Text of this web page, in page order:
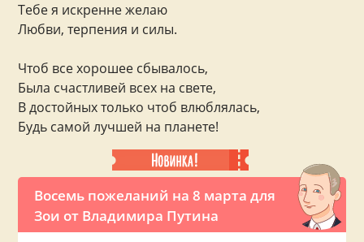
Восемь пожеланий на 8 марта для
Зои от Владимира Путина
Тебе я искренне желаю
Любви, терпения и силы.
Чтоб все хорошее сбывалось,
Была счастливей всех на свете,
В достойных только чтоб влюблялась,
Будь самой лучшей на планете!